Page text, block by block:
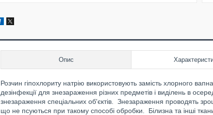
Опис
Розчин гіпохлориту натрію використовують замість хлорного
дезінфекції для знезараження різних предметів і виділень в
знезараження спеціальних об'єктів. Знезараження проводять
що не псуються при такому способі обробки. Білизна та інші